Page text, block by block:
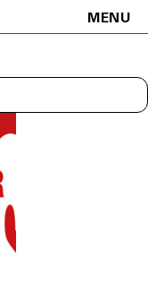
MENU